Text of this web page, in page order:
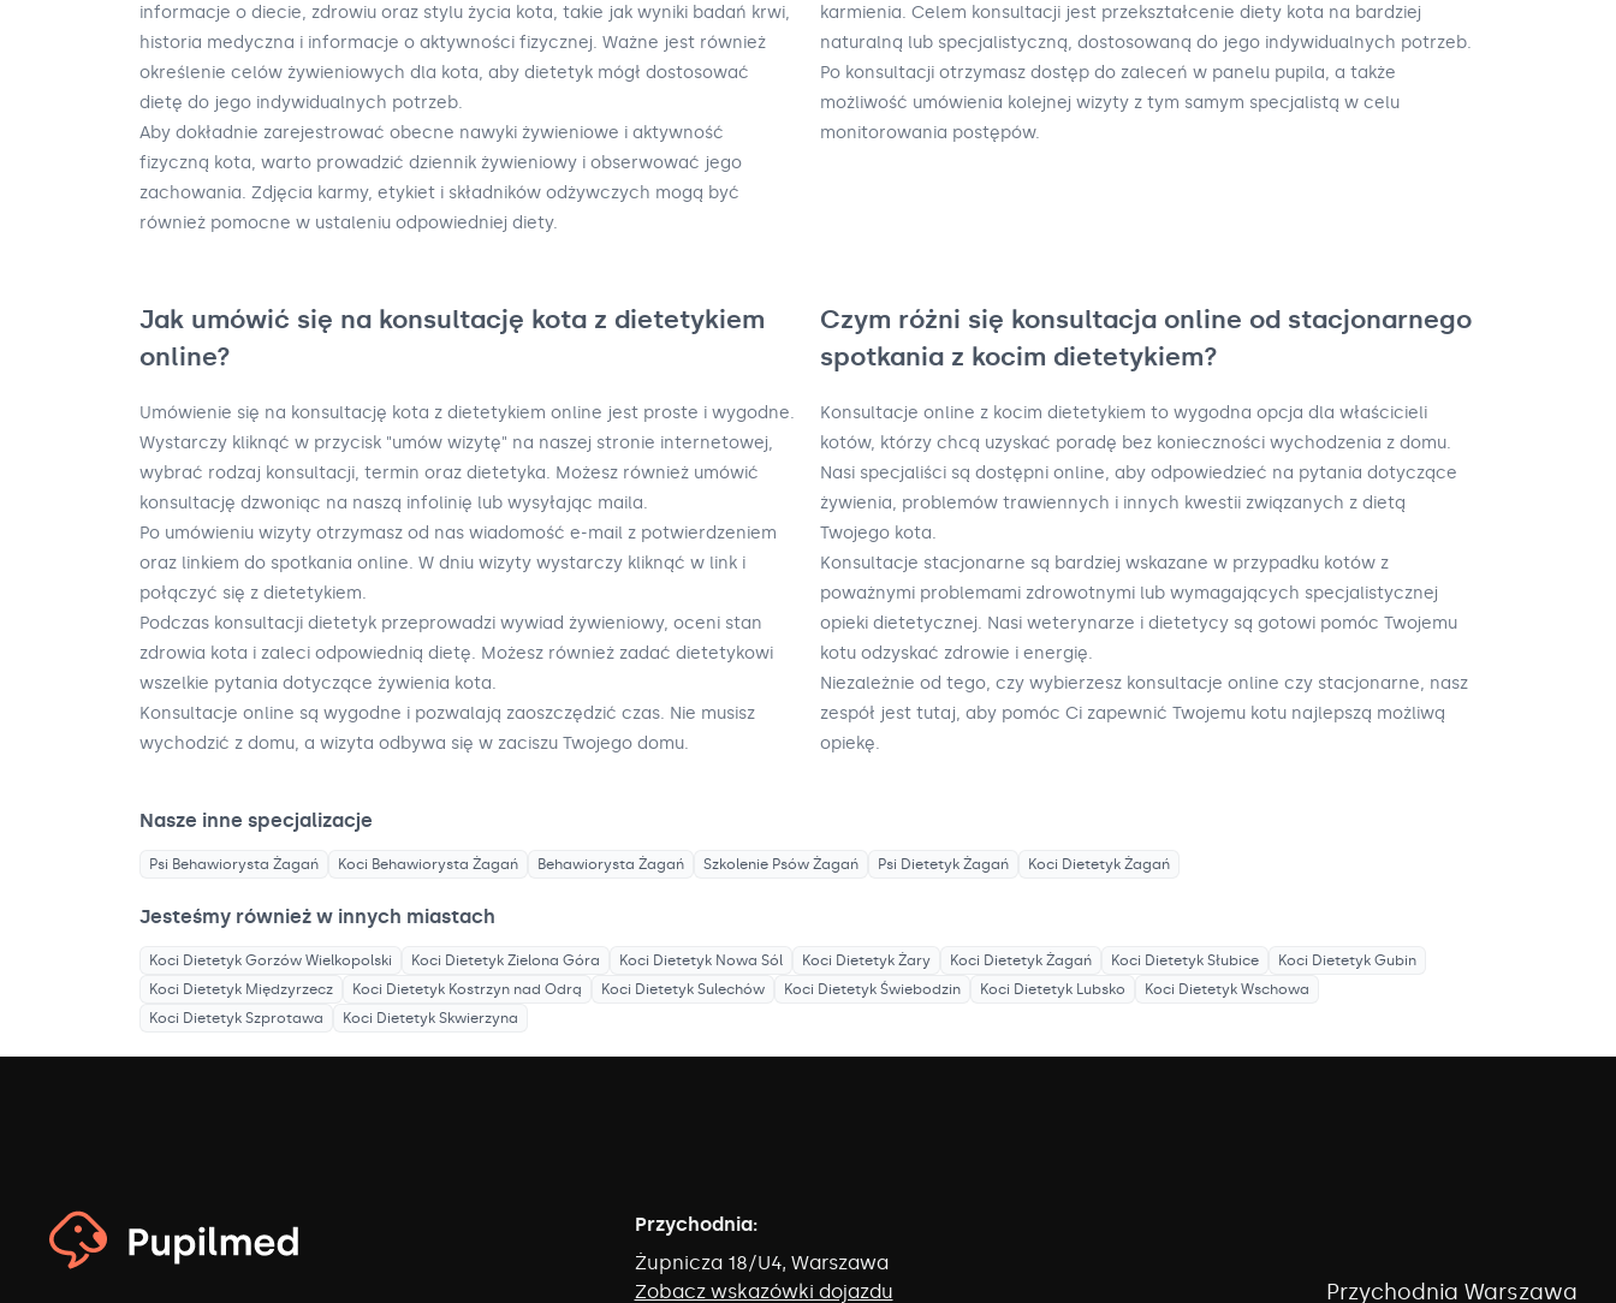
informacje o diecie, zdrowiu oraz stylu życia kota, takie jak wyniki badań krwi,
historia medyczna i informacje o aktywności fizycznej. Ważne jest również
określenie celów żywieniowych dla kota, aby dietetyk mógł dostosować
dietę do jego indywidualnych potrzeb.
Aby dokładnie zarejestrować obecne nawyki żywieniowe i aktywność
fizyczną kota, warto prowadzić dziennik żywieniowy i obserwować jego
zachowania. Zdjęcia karmy, etykiet i składników odżywczych mogą być
również pomocne w ustaleniu odpowiedniej diety.
karmienia. Celem konsultacji jest przekształcenie diety kota na bardziej
naturalną lub specjalistyczną, dostosowaną do jego indywidualnych potrzeb.
Po konsultacji otrzymasz dostęp do zaleceń w panelu pupila, a także
możliwość umówienia kolejnej wizyty z tym samym specjalistą w celu
monitorowania postępów.
Jak umówić się na konsultację kota z dietetykiem
online?
Umówienie się na konsultację kota z dietetykiem online jest proste i wygodne.
Wystarczy kliknąć w przycisk "umów wizytę" na naszej stronie internetowej,
wybrać rodzaj konsultacji, termin oraz dietetyka. Możesz również umówić
konsultację dzwoniąc na naszą infolinię lub wysyłając maila.
Po umówieniu wizyty otrzymasz od nas wiadomość e-mail z potwierdzeniem
oraz linkiem do spotkania online. W dniu wizyty wystarczy kliknąć w link i
połączyć się z dietetykiem.
Podczas konsultacji dietetyk przeprowadzi wywiad żywieniowy, oceni stan
zdrowia kota i zaleci odpowiednią dietę. Możesz również zadać dietetykowi
wszelkie pytania dotyczące żywienia kota.
Konsultacje online są wygodne i pozwalają zaoszczędzić czas. Nie musisz
wychodzić z domu, a wizyta odbywa się w zaciszu Twojego domu.
Czym różni się konsultacja online od stacjonarnego
spotkania z kocim dietetykiem?
Konsultacje online z kocim dietetykiem to wygodna opcja dla właścicieli
kotów, którzy chcą uzyskać poradę bez konieczności wychodzenia z domu.
Nasi specjaliści są dostępni online, aby odpowiedzieć na pytania dotyczące
żywienia, problemów trawiennych i innych kwestii związanych z dietą
Twojego kota.
Konsultacje stacjonarne są bardziej wskazane w przypadku kotów z
poważnymi problemami zdrowotnymi lub wymagających specjalistycznej
opieki dietetycznej. Nasi weterynarze i dietetycy są gotowi pomóc Twojemu
kotu odzyskać zdrowie i energię.
Niezależnie od tego, czy wybierzesz konsultacje online czy stacjonarne, nasz
zespół jest tutaj, aby pomóc Ci zapewnić Twojemu kotu najlepszą możliwą
opiekę.
Nasze inne specjalizacje
Psi Behawiorysta Żagań Koci Behawiorysta Żagań Behawiorysta Żagań Szkolenie Psów Żagań Psi Dietetyk Żagań Koci Dietetyk Żagań
Jesteśmy również w innych miastach
Koci Dietetyk Gorzów Wielkopolski Koci Dietetyk Zielona Góra Koci Dietetyk Nowa Sól Koci Dietetyk Żary Koci Dietetyk Żagań Koci Dietetyk Słubice Koci Dietetyk Gubin
Koci Dietetyk Międzyrzecz Koci Dietetyk Kostrzyn nad Odrą Koci Dietetyk Sulechów Koci Dietetyk Świebodzin Koci Dietetyk Lubsko Koci Dietetyk Wschowa
Koci Dietetyk Szprotawa Koci Dietetyk Skwierzyna
Przychodnia:
Żupnicza 18/U4, Warszawa
Zobacz wskazówki dojazdu
Przychodnia Warszawa